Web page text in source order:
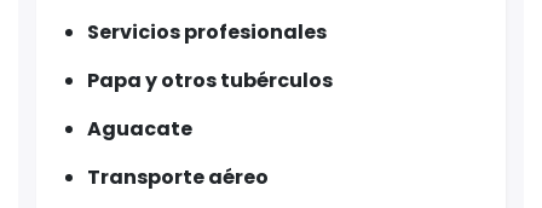
Servicios profesionales
Papa y otros tubérculos
Aguacate
Transporte aéreo